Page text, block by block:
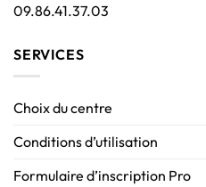
09.86.41.37.03
SERVICES
Choix du centre
Conditions d’utilisation
Formulaire d’inscription Pro